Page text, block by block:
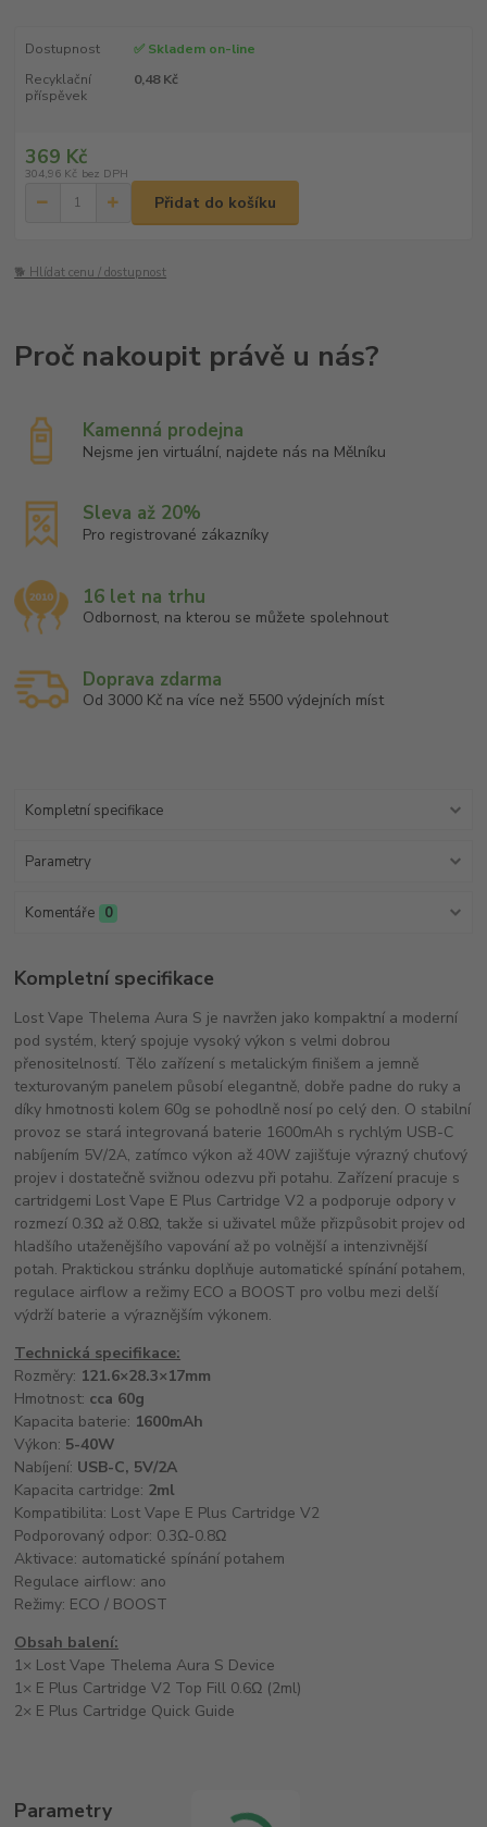
Dostupnost
✅ Skladem on-line
Recyklační
příspěvek
0,48 Kč
369 Kč
304,96 Kč bez DPH
Přidat do košíku
🐕 Hlídat cenu / dostupnost
Kamenná prodejna
Nejsme jen virtuální, najdete nás na Mělníku
Sleva až 20%
Pro registrované zákazníky
16 let na trhu
Odbornost, na kterou se můžete spolehnout
Doprava zdarma
Od 3000 Kč na více než 5500 výdejních míst
Kompletní specifikace
Parametry
Komentáře 0
Kompletní specifikace
Lost Vape Thelema Aura S je navržen jako kompaktní a moderní
pod systém, který spojuje vysoký výkon s velmi dobrou
přenositelností. Tělo zařízení s metalickým finišem a jemně
texturovaným panelem působí elegantně, dobře padne do ruky a
díky hmotnosti kolem 60g se pohodlně nosí po celý den. O stabilní
provoz se stará integrovaná baterie 1600mAh s rychlým USB-C
nabíjením 5V/2A, zatímco výkon až 40W zajišťuje výrazný chuťový
projev i dostatečně svižnou odezvu při potahu. Zařízení pracuje s
cartridgemi Lost Vape E Plus Cartridge V2 a podporuje odpory v
rozmezí 0.3Ω až 0.8Ω, takže si uživatel může přizpůsobit projev od
hladšího utaženějšího vapování až po volnější a intenzivnější
potah. Praktickou stránku doplňuje automatické spínání potahem,
regulace airflow a režimy ECO a BOOST pro volbu mezi delší
výdrží baterie a výraznějším výkonem.
Technická specifikace:
Rozměry: 121.6×28.3×17mm
Hmotnost: cca 60g
Kapacita baterie: 1600mAh
Výkon: 5-40W
Nabíjení: USB-C, 5V/2A
Kapacita cartridge: 2ml
Kompatibilita: Lost Vape E Plus Cartridge V2
Podporovaný odpor: 0.3Ω-0.8Ω
Aktivace: automatické spínání potahem
Regulace airflow: ano
Režimy: ECO / BOOST
Obsah balení:
1× Lost Vape Thelema Aura S Device
1× E Plus Cartridge V2 Top Fill 0.6Ω (2ml)
2× E Plus Cartridge Quick Guide
Parametry